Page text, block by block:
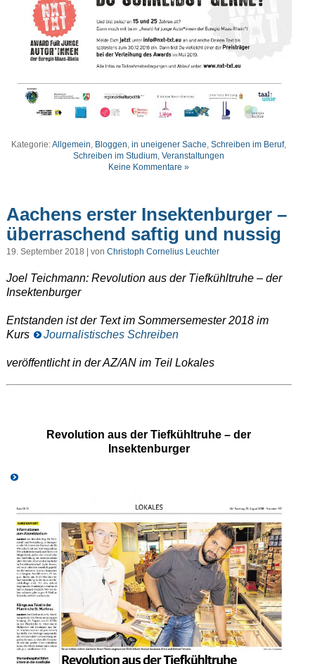
Kategorie:Allgemein, Bloggen,in uneigener Sache,Schreiben im Beruf,
Schreiben im Studium,Veranstaltungen
Keine Kommentare »
Aachens erster Insektenburger –
überraschend saftig und nussig
19. September 2018 | von Christoph Cornelius Leuchter
Joel Teichmann: Revolution aus der Tiefkühltruhe – der
Insektenburger
Entstanden ist der Text im Sommersemester 2018 im
Kurs
Journalistisches Schreiben
veröffentlicht in der AZ/AN im Teil Lokales
Revolution aus der Tiefkühltruhe – der
Insektenburger